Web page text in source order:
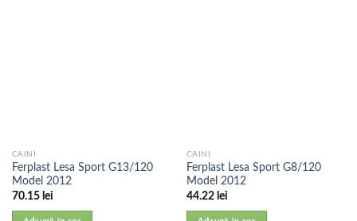
CAINI
Ferplast Lesa Sport G13/120
Model 2012
70.15 lei
CAINI
Ferplast Lesa Sport G8/120
Model 2012
44.22 lei